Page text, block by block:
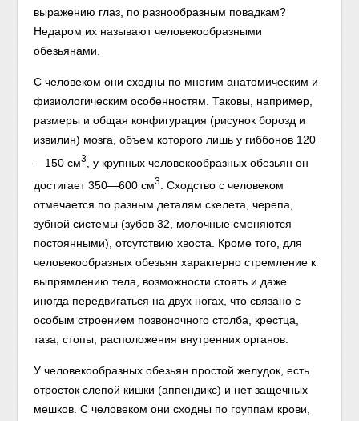
выражению глаз, по разнообразным повадкам?
Недаром их называют человекообразными
обезьянами.
С человеком они сходны по многим анатомическим и
физиологическим особенностям. Таковы, например,
размеры и общая конфигурация (рисунок борозд и
извилин) мозга, объем которого лишь у гиббонов 120
—150 см3
, у крупных человекообразных обезьян он
достигает 350—600 см3. Сходство с человеком
отмечается по разным деталям скелета, черепа,
зубной системы (зубов 32, молочные сменяются
постоянными), отсутствию хвоста. Кроме того, для
человекообразных обезьян характерно стремление к
выпрямлению тела, возможности стоять и даже
иногда передвигаться на двух ногах, что связано с
особым строением позвоночного столба, крестца,
таза, стопы, расположения внутренних органов.
У человекообразных обезьян простой желудок, есть
отросток слепой кишки (аппендикс) и нет защечных
мешков. С человеком они сходны по группам крови,